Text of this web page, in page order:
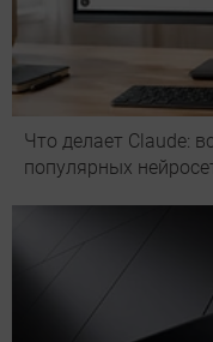
Что делает Сlaude:
популярных